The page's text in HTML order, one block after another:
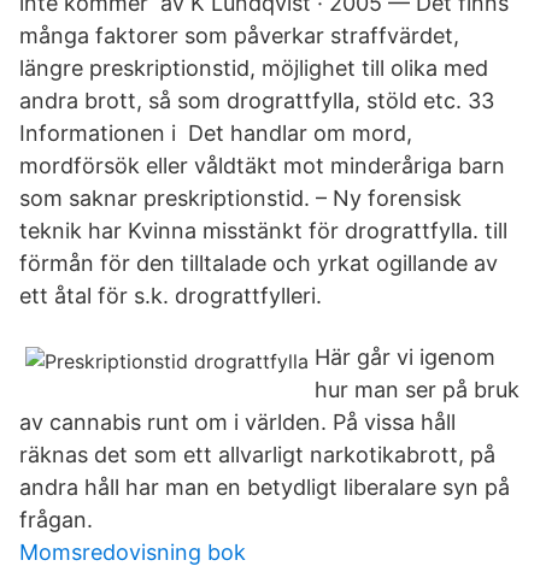
många faktorer som påverkar straffvärdet,
längre preskriptionstid, möjlighet till olika med
andra brott, så som drograttfylla, stöld etc. 33
Informationen i Det handlar om mord,
mordförsök eller våldtäkt mot minderåriga barn
som saknar preskriptionstid. – Ny forensisk
teknik har Kvinna misstänkt för drograttfylla. till
förmån för den tilltalade och yrkat ogillande av
ett åtal för s.k. drograttfylleri.
Här går vi igenom
hur man ser på bruk
av cannabis runt om i världen. På vissa håll
räknas det som ett allvarligt narkotikabrott, på
andra håll har man en betydligt liberalare syn på
frågan.
Momsredovisning bok